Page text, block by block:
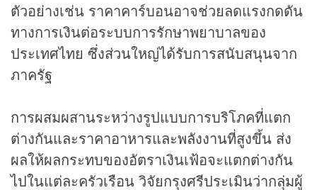
ตัวอย่างเช่น ราคาคาร์บอนอาจช่วยลดแรงกดดัน
ทางการเงินต่อระบบการรักษาพยาบาลของ
ประเทศไทย ซึ่งส่วนใหญ่ได้รับการสนับสนุนจาก
ภาครัฐ
การผสมผสานระหว่างรูปแบบการบริโภคที่แตก
ต่างกันและราคาอาหารและพลังงานที่สูงขึ้น ส่ง
ผลให้ผลกระทบของอัตราเงินเฟ้อจะแตกต่างกัน
ไปในแต่ละครัวเรือน วิจัยกรุงศรีประเมินว่ากลุ่มผู้